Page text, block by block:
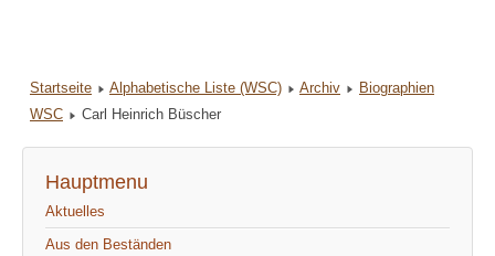
Startseite Alphabetische Liste (WSC) Archiv
Biographien
WSC
Carl Heinrich Büscher
Hauptmenu
Aktuelles
Aus den Beständen